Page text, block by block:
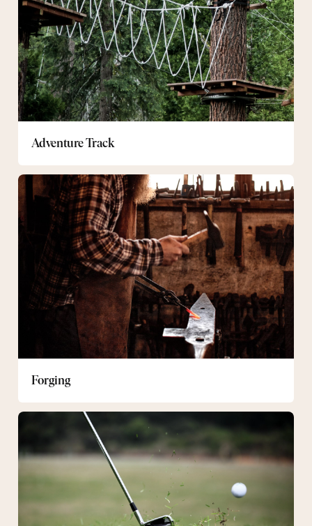
Adventure Track
Forging
Forging
Golf